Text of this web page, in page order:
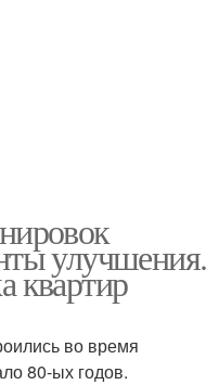
улучшения.
квартир
во время
80-ых годов.